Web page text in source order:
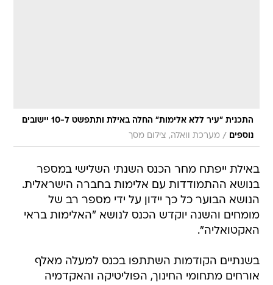
התכנית "עיר ללא אלימות" החלה באילת ותתפשט ל-10 יישובים
נוספים
/ מערכת וואלה, צילום מסך
באילת ייפתח מחר הכנס השנתי השלישי במספר
בנושא ההתמודדות עם אלימות בחברה הישראלית.
הנושא הבוער כל כך יידון על ידי מספר רב של
מומחים והשנה יוקדש הכנס לנושא "האלימות בראי
האקטואליה".
בשנתיים הקודמות השתתפו בכנס למעלה מאלף
אורחים מתחומי החינוך, הפוליטיקה והאקדמיה